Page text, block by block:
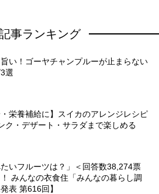
事ランキング
い！ゴーヤチャンプルーが止まらない
選
・栄養補給に】スイカのアレンジレシピ
ク・デザート・サラダまで楽しめる
たいフルーツは？」＜回答数38,274票
みんなの衣食住「みんなの暮らし調
表 第616回】